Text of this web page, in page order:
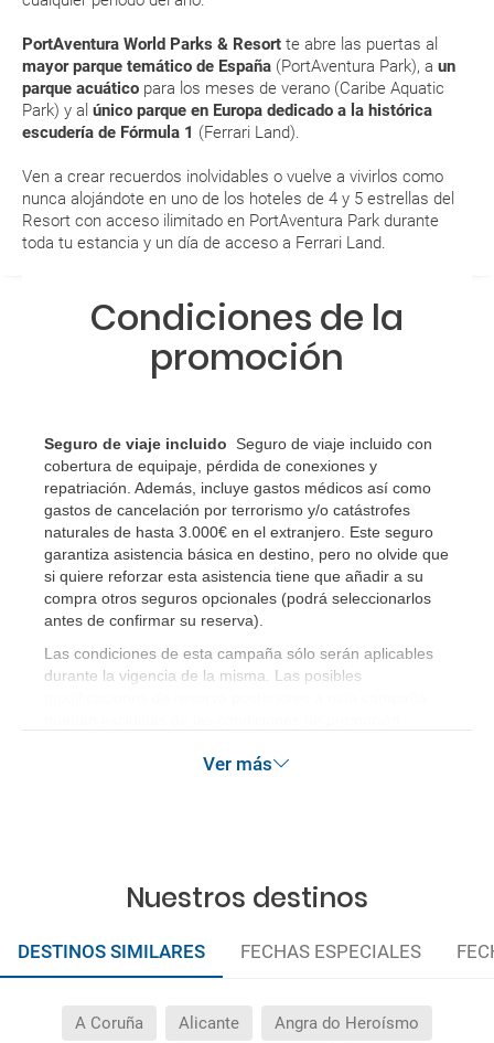
PortAventura World Parks & Resort te abre las puertas al
mayor parque temático de España (PortAventura Park), a un
parque acuático para los meses de verano (Caribe Aquatic
Park) y al único parque en Europa dedicado a la histórica
escudería de Fórmula 1 (Ferrari Land).
Ven a crear recuerdos inolvidables o vuelve a vivirlos como
nunca alojándote en uno de los hoteles de 4 y 5 estrellas del
Resort con acceso ilimitado en PortAventura Park durante
toda tu estancia y un día de acceso a Ferrari Land.
hoteles, como en las diferentes atracciones de agua.
ENE
12.1 °C
5.9 °C
FEB
13.2 °C
6.5 °C
MAR
14.5 °C
6.1 °C
ABR
17.7 °C
MODIFICACIÓN ó CANCELACIÓN ¿Puedo anular o
modificar una reserva del viaje? ¿Qué gastos puede
generar una anulación o modificación del viaje?
¿Qué caducidad debe tener mi pasaporte para ir
a...?
aeropuerto?
RESERVAR ¿Cómo puedo reservar un viaje de
paquete vacacional en la página web?
Al realizar la reserva, uno de los servicios ha
quedado de pendiente de confirmación ¿Cómo
sabré si se confirma el viaje?
¿Cómo sé si hay plazas disponibles en el viaje que
quiero al hacer mi solicitud de reserva?
Si tengo los traslados incluidos, ¿dónde debo
dirigirme?
¿Cuáles son las condiciones generales en las
al hotel o viceversa no ha aparecido?
Condiciones de la
promoción
Seguro de viaje incluido
Seguro de viaje incluido con
cobertura de equipaje, pérdida de conexiones y
repatriación. Además, incluye gastos médicos así como
gastos de cancelación por terrorismo y/o catástrofes
naturales de hasta 3.000€ en el extranjero. Este seguro
garantiza asistencia básica en destino, pero no olvide que
si quiere reforzar esta asistencia tiene que añadir a su
compra otros seguros opcionales (podrá seleccionarlos
antes de confirmar su reserva)
Las condiciones de esta campaña sólo serán aplicables
durante la vigencia de la misma. Las posibles
Ver más
Nuestros destinos
DESTINOS SIMILARES FECHAS ESPECIALES
A Coruña Alicante Angra do Heroísmo